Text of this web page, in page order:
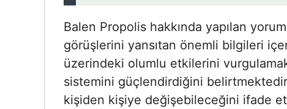
Balen Propolis hakkında yapılan
görüşlerini yansıtan önemli bilgileri
üzerindeki olumlu etkilerini
sistemini güçlendirdiğini
kişiden kişiye değişebileceğini ifade